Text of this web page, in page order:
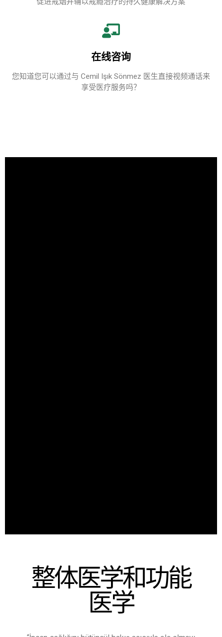
在线咨询
您知道您可以通过与 Cemil Işık Sönmez 医生直接视频通话来
享受医疗服务吗？
整体医学和功能
医学